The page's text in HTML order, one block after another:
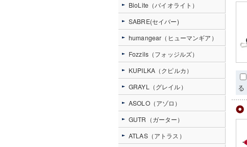
る
BioLite（バイオライト）
SABRE(セイバー)
humangear（ヒューマンギア）
Fozzils（フォッジルズ）
KUPILKA（クピルカ）
GRAYL（グレイル）
ASOLO（アゾロ）
GUTR（ガーター）
ATLAS（アトラス）